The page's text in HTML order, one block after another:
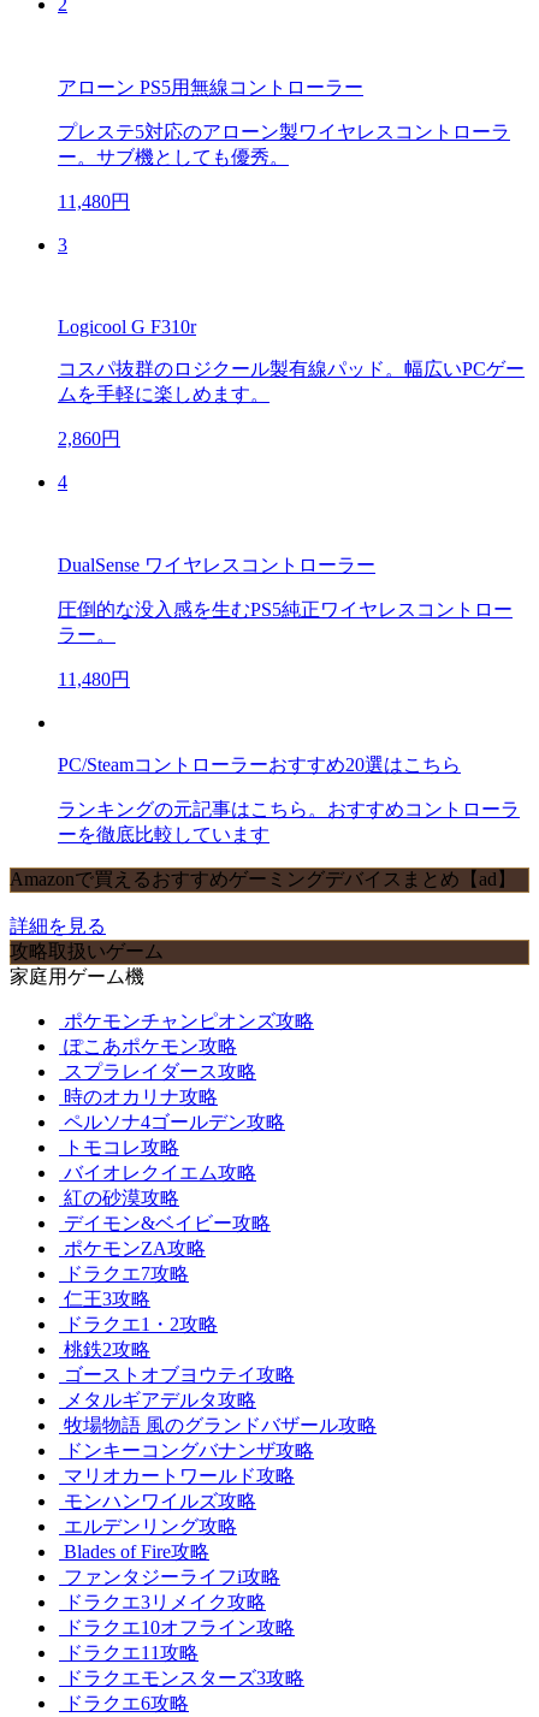
2
アローン PS5用無線コントローラー
プレステ5対応のアローン製ワイヤレスコントローラ
ー。サブ機としても優秀。
11,480円
3
Logicool G F310r
コスパ抜群のロジクール製有線パッド。幅広いPCゲー
ムを手軽に楽しめます。
2,860円
4
DualSense ワイヤレスコントローラー
圧倒的な没入感を生むPS5純正ワイヤレスコントロー
ラー。
11,480円
PC/Steamコントローラーおすすめ20選はこちら
ランキングの元記事はこちら。おすすめコントローラ
ーを徹底比較しています
Amazonで買えるおすすめゲーミングデバイスまとめ【ad】
詳細を見る
攻略取扱いゲーム
家庭用ゲーム機
ポケモンチャンピオンズ攻略
ぽこあポケモン攻略
スプラレイダース攻略
時のオカリナ攻略
ペルソナ4ゴールデン攻略
トモコレ攻略
バイオレクイエム攻略
紅の砂漠攻略
デイモン&ベイビー攻略
ポケモンZA攻略
ドラクエ7攻略
仁王3攻略
ドラクエ1・2攻略
桃鉄2攻略
ゴーストオブヨウテイ攻略
メタルギアデルタ攻略
牧場物語 風のグランドバザール攻略
ドンキーコングバナンザ攻略
マリオカートワールド攻略
モンハンワイルズ攻略
エルデンリング攻略
Blades of Fire攻略
ファンタジーライフi攻略
ドラクエ3リメイク攻略
ドラクエ10オフライン攻略
ドラクエ11攻略
ドラクエモンスターズ3攻略
ドラクエ6攻略